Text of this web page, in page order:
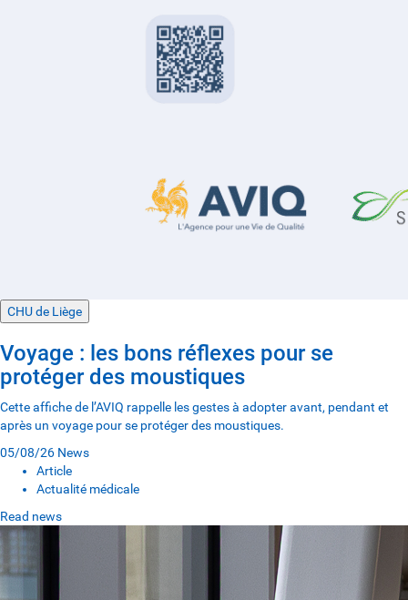
CHU de Liège
Voyage : les bons réflexes pour se
protéger des moustiques
Cette affiche de l’AVIQ rappelle les gestes à adopter avant, pendant et
après un voyage pour se protéger des moustiques.
05/08/26 News
Article
Actualité médicale
Read news